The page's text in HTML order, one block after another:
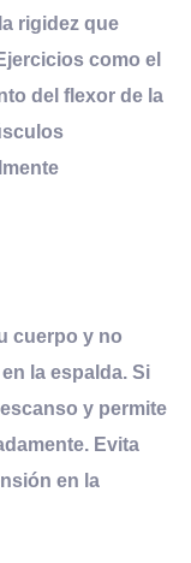
rigidez que
como el
del flexor de la
cuerpo y no
la espalda. Si
y permite
Evita
en la